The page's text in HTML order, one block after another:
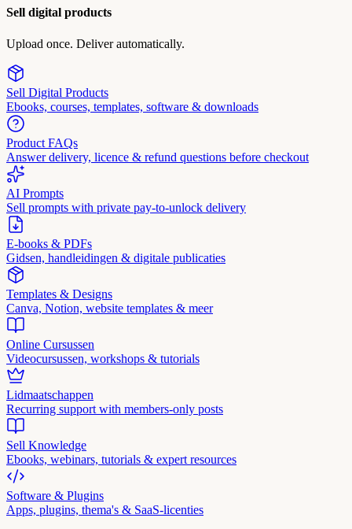
Sell digital products
Upload once. Deliver automatically.
Sell Digital Products
Ebooks, courses, templates, software & downloads
Product FAQs
Answer delivery, licence & refund questions before checkout
AI Prompts
Sell prompts with private pay-to-unlock delivery
E-books & PDFs
Gidsen, handleidingen & digitale publicaties
Templates & Designs
Canva, Notion, website templates & meer
Online Cursussen
Videocursussen, workshops & tutorials
Lidmaatschappen
Recurring support with members-only posts
Sell Knowledge
Ebooks, webinars, tutorials & expert resources
Software & Plugins
Apps, plugins, thema's & SaaS-licenties